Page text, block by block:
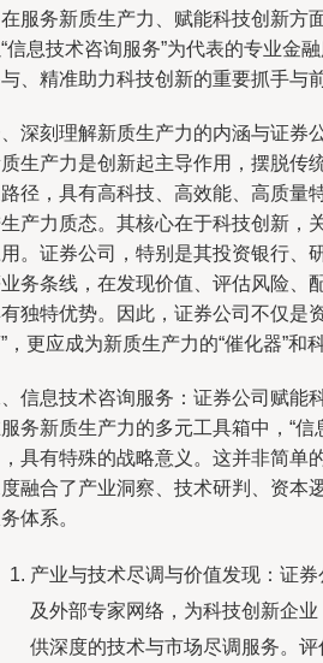
服务新质生产力、赋能科技创新方
信息技术咨询服务”为代表的专业金
、精准助力科技创新的重要抓手与
深刻理解新质生产力的内涵与证券
生产力是创新起主导作用，摆脱传
径，具有高科技、高效能、高质量
产力质态。其核心在于科技创新，
。证券公司，特别是其投资银行、
务条线，在发现价值、评估风险、
独特优势。因此，证券公司不仅是
，更应成为新质生产力的“催化器”和
信息技术咨询服务：证券公司赋能
务新质生产力的多元工具箱中，“信
具有特殊的战略意义。这并非简单
融合了产业洞察、技术研判、资本
体系。
产业与技术尽调与价值发现：证
及外部专家网络，为科技创新企
供深度的技术与市场尽调服务。